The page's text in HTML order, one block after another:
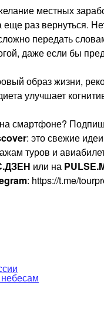
местных
раз вернуться.
передать
даже если бы
образ жизни,
улучшает
смартфоне?
: это свежие
туров и
или на
: https://t.me/
небесам